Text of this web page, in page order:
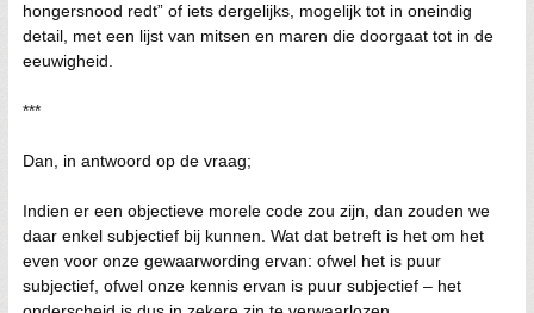
hongersnood redt” of iets dergelijks, mogelijk tot in oneindig
detail, met een lijst van mitsen en maren die doorgaat tot in de
eeuwigheid.
***
Dan, in antwoord op de vraag;
Indien er een objectieve morele code zou zijn, dan zouden we
daar enkel subjectief bij kunnen. Wat dat betreft is het om het
even voor onze gewaarwording ervan: ofwel het is puur
subjectief, ofwel onze kennis ervan is puur subjectief – het